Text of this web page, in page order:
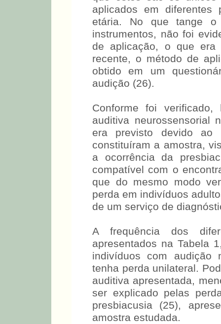
Na comparação entre
significativa entre
era esperado, uma vez
que estes são os únicos
aplicados em
etária. No que tange o
instrumentos, não foi
recente, o método de
obtido em um
audição (26).
Conforme foi
auditiva neurossensorial
era previsto devido ao
constituíram a amostra,
a ocorrência da
que do mesmo modo
perda em indivíduos
de um serviço de
A frequência dos
apresentados na Tabela
indivíduos com audição
tenha perda unilateral.